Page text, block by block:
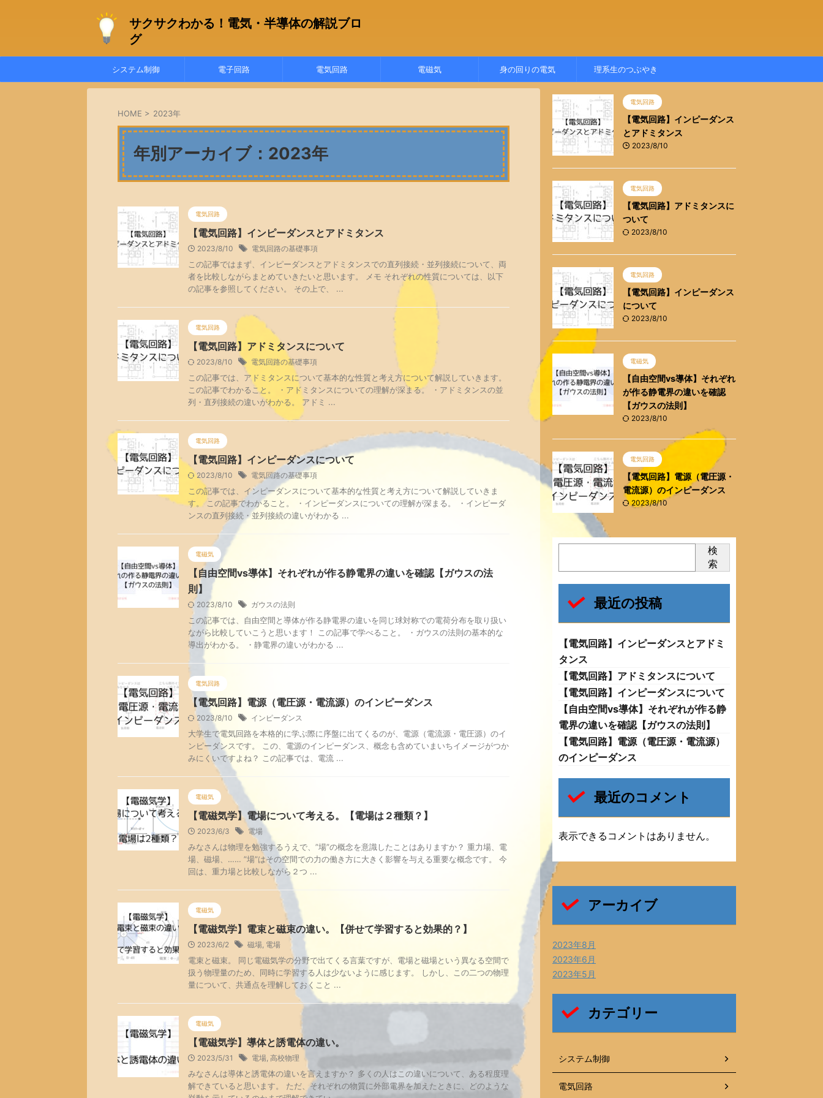
サクサクわかる！電気・半導体の解説ブロ
グ
システム制御 電子回路 電気回路 電磁気 身の回りの電気 理系生のつぶやき
HOME > 2023年
年別アーカイブ：2023年
電気回路
【電気回路】インピーダンスとアドミタンス
2023/8/10 電気回路の基礎事項
この記事ではまず、インピーダンスとアドミタンスでの直列接続・並列接続について、両
者を比較しながらまとめていきたいと思います。 メモ それぞれの性質については、以下
の記事を参照してください。 その上で、 ...
電気回路
【電気回路】アドミタンスについて
2023/8/10 電気回路の基礎事項
この記事では、アドミタンスについて基本的な性質と考え方について解説していきます。
この記事でわかること。 ・アドミタンスについての理解が深まる。 ・アドミタンスの並
列・直列接続の違いがわかる。 アドミ ...
電気回路
【電気回路】インピーダンスについて
2023/8/10 電気回路の基礎事項
この記事では、インピーダンスについて基本的な性質と考え方について解説していきま
す。 この記事でわかること。 ・インピーダンスについての理解が深まる。 ・インピーダ
ンスの直列接続・並列接続の違いがわかる ...
電磁気
【自由空間vs導体】それぞれが作る静電界の違いを確認【ガウスの法
則】
2023/8/10 ガウスの法則
この記事では、自由空間と導体が作る静電界の違いを同じ球対称での電荷分布を取り扱い
ながら比較していこうと思います！ この記事で学べること。 ・ガウスの法則の基本的な
導出がわかる。 ・静電界の違いがわかる ...
電気回路
【電気回路】電源（電圧源・電流源）のインピーダンス
2023/8/10 インピーダンス
大学生で電気回路を本格的に学ぶ際に序盤に出てくるのが、電源（電流源・電圧源）のイ
ンピーダンスです。 この、電源のインピーダンス、概念も含めていまいちイメージがつか
みにくいですよね？ この記事では、電流 ...
電磁気
【電磁気学】電場について考える。【電場は２種類？】
2023/6/3 電場
みなさんは物理を勉強するうえで、”場”の概念を意識したことはありますか？ 重力場、電
場、磁場、…… ”場”はその空間での力の働き方に大きく影響を与える重要な概念です。 今
回は、重力場と比較しながら２つ ...
電磁気
【電磁気学】電束と磁束の違い。【併せて学習すると効果的？】
2023/6/2 磁場, 電場
電束と磁束。 同じ電磁気学の分野で出てくる言葉ですが、電場と磁場という異なる空間で
扱う物理量のため、同時に学習する人は少ないように感じます。 しかし、この二つの物理
量について、共通点を理解しておくこと ...
電磁気
【電磁気学】導体と誘電体の違い。
2023/5/31 電場, 高校物理
みなさんは導体と誘電体の違いを言えますか？ 多くの人はこの違いについて、ある程度理
解できていると思います。 ただ、それぞれの物質に外部電界を加えたときに、どのような
電気回路
【電気回路】インピーダンス
とアドミタンス
2023/8/10
電気回路
【電気回路】アドミタンスに
ついて
2023/8/10
電気回路
【電気回路】インピーダンス
について
2023/8/10
電磁気
【自由空間vs導体】それぞれ
が作る静電界の違いを確認
【ガウスの法則】
2023/8/10
電気回路
【電気回路】電源（電圧源・
電流源）のインピーダンス
2023/8/10
検
索
最近の投稿
【電気回路】インピーダンスとアドミ
タンス
【電気回路】アドミタンスについて
【電気回路】インピーダンスについて
【自由空間vs導体】それぞれが作る静
電界の違いを確認【ガウスの法則】
【電気回路】電源（電圧源・電流源）
のインピーダンス
最近のコメント
表示できるコメントはありません。
アーカイブ
2023年8月
2023年6月
2023年5月
カテゴリー
システム制御
電気回路